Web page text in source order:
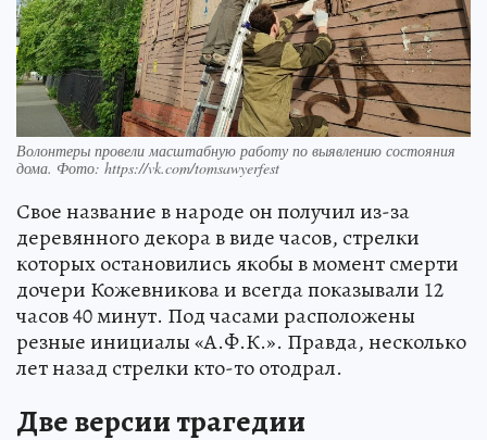
Волонтеры провели масштабную работу по выявлению состояния
дома. Фото: https://vk.com/tomsawyerfest
Свое название в народе он получил из-за
деревянного декора в виде часов, стрелки
которых остановились якобы в момент смерти
дочери Кожевникова и всегда показывали 12
часов 40 минут. Под часами расположены
резные инициалы «А.Ф.К.». Правда, несколько
лет назад стрелки кто-то отодрал.
Две версии трагедии